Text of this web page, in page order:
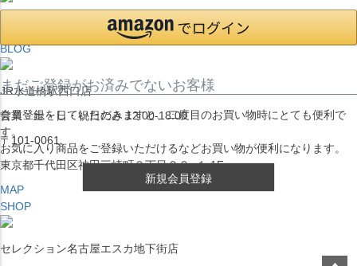
MAP
BLOG
JR水道橋駅西口店
営業：土・日・祝日のみ 12:00-18:00
〒101-0061
東京都千代田区神田三崎町２丁目２２−１ 1F
MAP
SHOP
セレクション名古屋エスカ地下街店
まだご登録がお済みでないお客様
会員登録をしていただきますと、二度目のお買い物時にとても便利で
す。
お気に入り商品をご登録いただけるなどお買い物が便利になります。
新規会員登録